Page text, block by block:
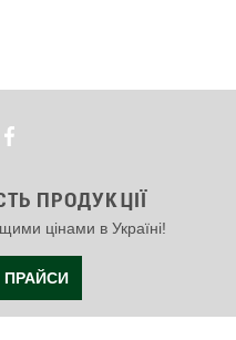
ПРОДУКЦІЇ
цінами в Україні!
ПРАЙСИ